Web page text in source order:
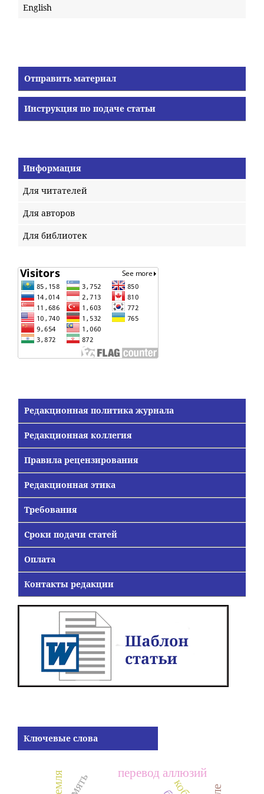
English
Отправить материал
Инструкция по подаче статьи
Информация
Для читателей
Для авторов
Для библиотек
Редакционная политика журнала
Редакционная коллегия
Правила рецензирования
Редакционная этика
Требования
Сроки подачи статей
Оплата
Контакты редакции
Ключевые слова
перевод аллюзий